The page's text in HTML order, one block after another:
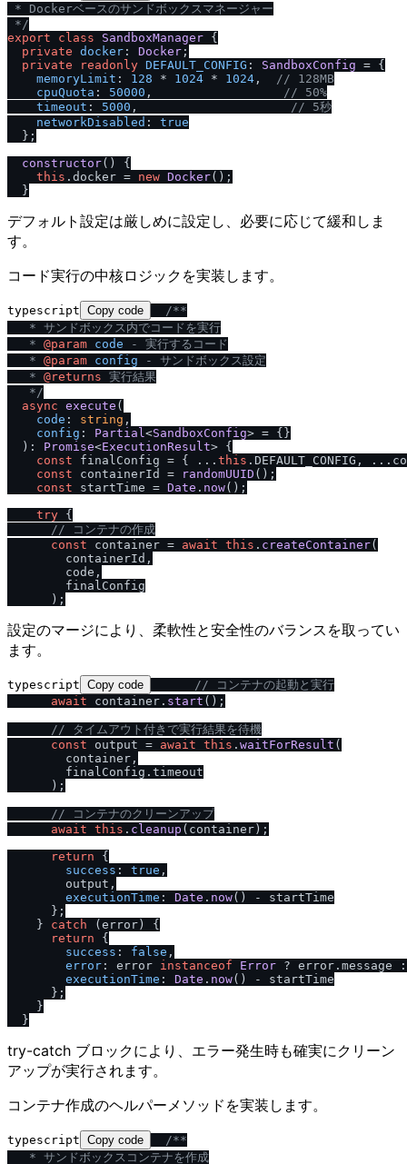
* Dockerベースのサンドボックスマネージャー
* /
export
class SandboxManager {
private docker : Docker ;
private
readonly DEFAULT_CONFIG : SandboxConfig = {
memoryLimit : 128 * 1024 * 1024 , / / 128MB
cpuQuota : 50000 , / / 50%
timeout : 5000 , / / 5秒
networkDisabled : true
  };
constructor( ) {
this . docker = new Docker();
デフォルト設定は厳しめに設定し、必要に応じて緩和しま
す。
コード実行の中核ロジックを実装します。
typescript Copy code /**
   * サンドボックス内でコードを実行
   *
@param code - 実行するコード
   *
@param config - サンドボックス設定
   *
@returns 実行結果
   *
/
async execute (
code : string ,
config : Partial <SandboxConfig> = {}
  ):
Promise<ExecutionResult> {
const finalConfig = { ... this . DEFAULT_CONFIG ,
const containerId = randomUUID ();
const startTime = Date . now();
try {
/ / コンテナの作成
const container = await this . createContainer(
        containerId,
        code,
        finalConfig
設定のマージにより、柔軟性と安全性のバランスを取ってい
ます。
typescript Copy code / / コンテナの起動と実行
await container. start ();
/ / タイムアウト付きで実行結果を待機
const output = await this . waitForResult (
        container,
        finalConfig.
timeout
      );
/ / コンテナのクリーンアップ
await this . cleanup (container);
return {
success : true ,
        output,
executionTime : Date . now() - startTime
      };
    }
catch (error) {
return {
success : false ,
error : error instanceof Error ? error. message
executionTime : Date . now() - startTime
      };
    }
try-catch ブロックにより、エラー発生時も確実にクリーン
アップが実行されます。
コンテナ作成のヘルパーメソッドを実装します。
typescript Copy code /**
   * サンドボックスコンテナを作成